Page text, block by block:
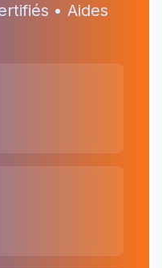
• Aides